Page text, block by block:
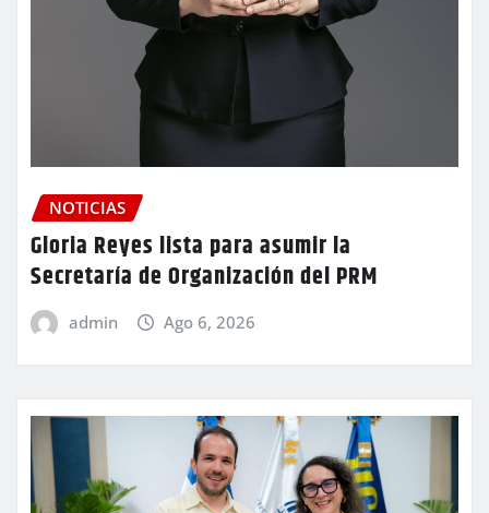
NOTICIAS
Gloria Reyes lista para asumir la
Secretaría de Organización del PRM
admin Ago 6, 2026